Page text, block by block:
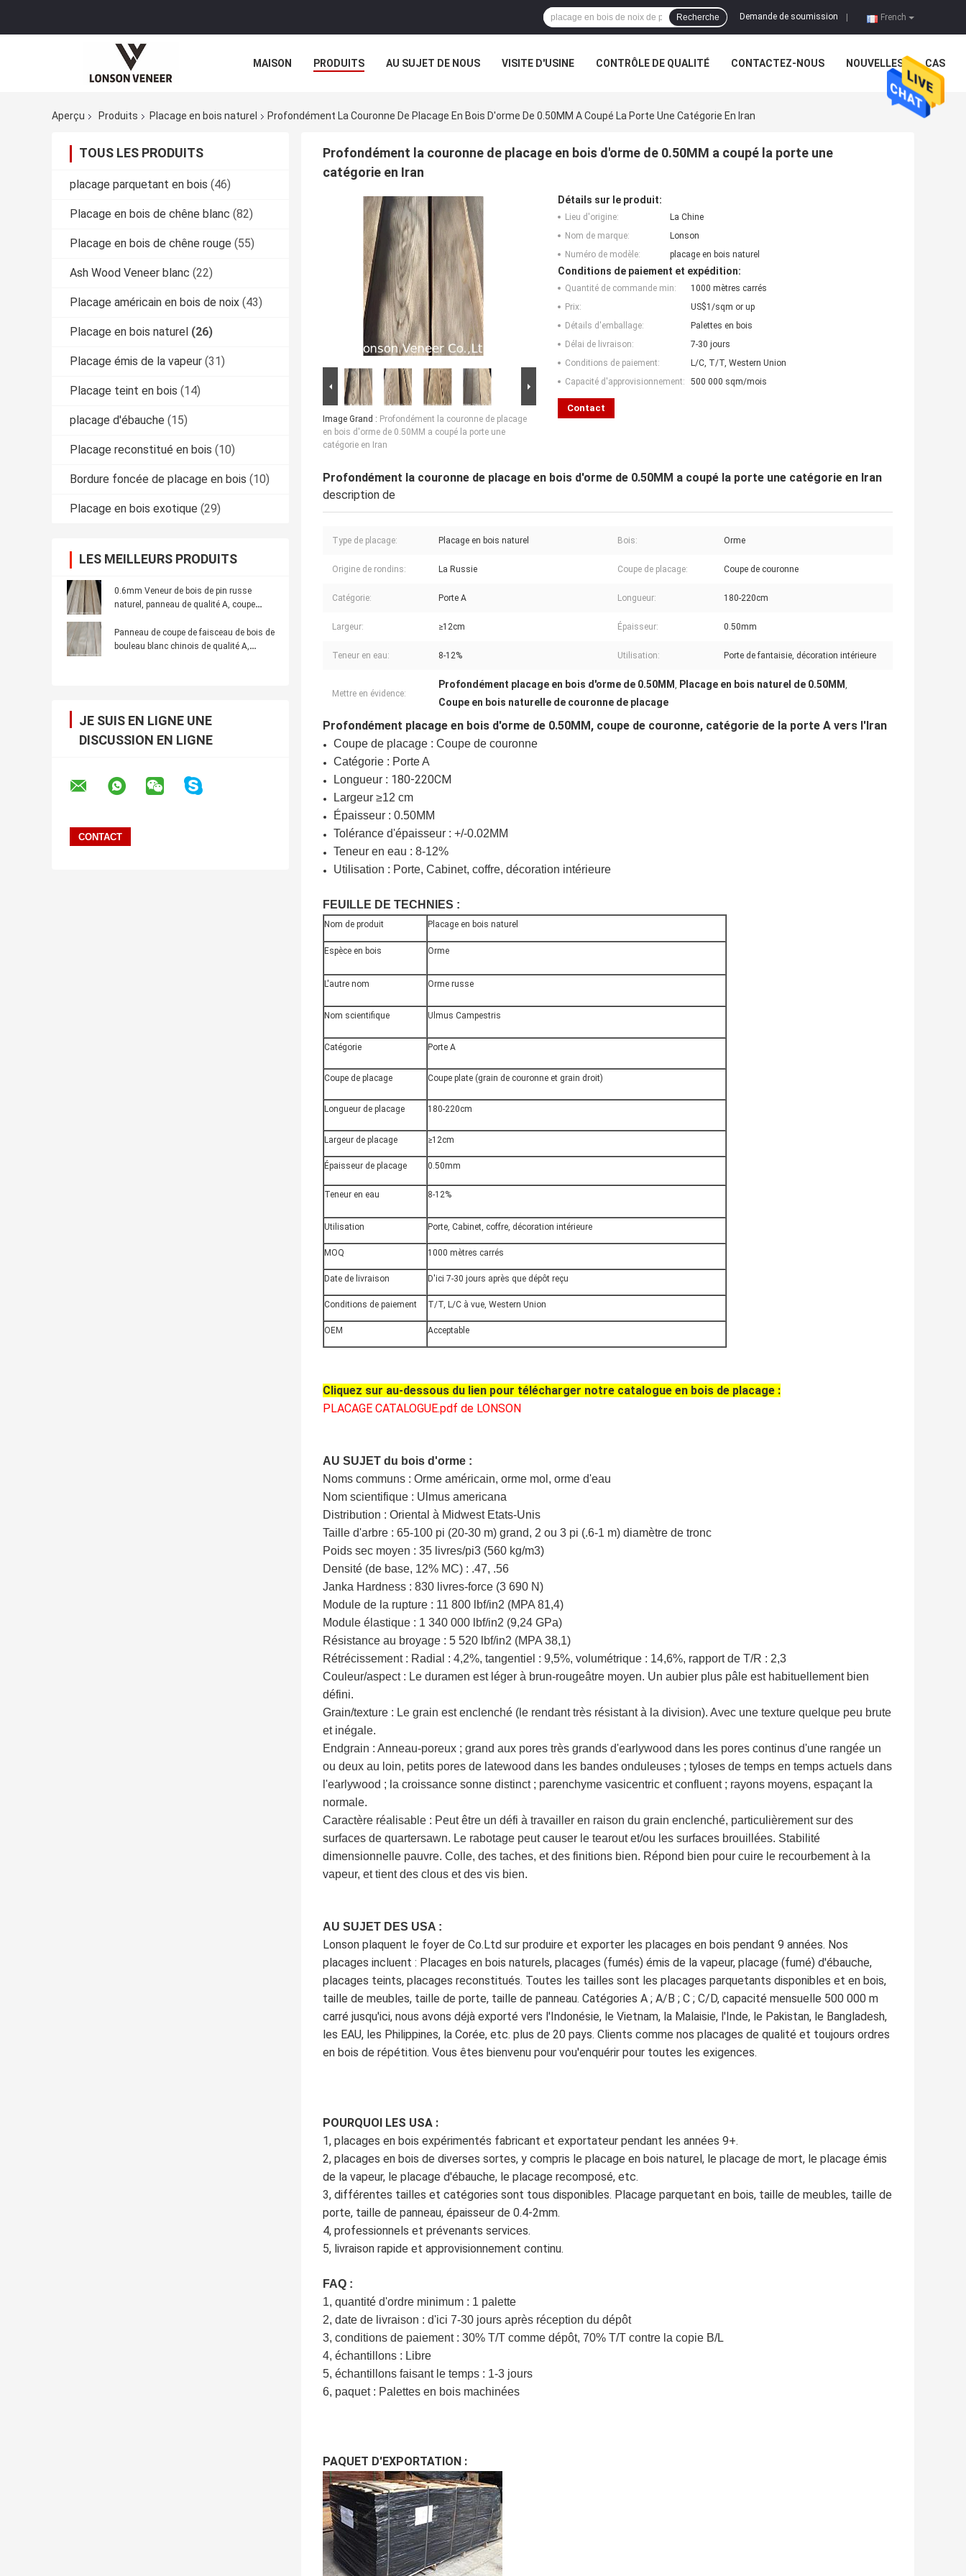
French
Demande de soumission
Recherche
MAISON PRODUITS AU SUJET DE NOUS VISITE D'USINE CONTRÔLE DE QUALITÉ CONTACTEZ-NOUS NOUVELLES CAS
Aperçu Produits Placage en bois naturel Profondément La Couronne De Placage En Bois D'orme De 0.50MM A Coupé La Porte Une Catégorie En Iran
TOUS LES PRODUITS
placage parquetant en bois (46)
Placage en bois de chêne blanc (82)
Placage en bois de chêne rouge (55)
Ash Wood Veneer blanc (22)
Placage américain en bois de noix (43)
Placage en bois naturel (26)
Placage émis de la vapeur (31)
Placage teint en bois (14)
placage d'ébauche (15)
Placage reconstitué en bois (10)
Bordure foncée de placage en bois (10)
Placage en bois exotique (29)
LES MEILLEURS PRODUITS
0.6mm Veneur de bois de pin russe
naturel, panneau de qualité A, coupe
Panneau de coupe de faisceau de bois de
bouleau blanc chinois de qualité A,
JE SUIS EN LIGNE UNE
DISCUSSION EN LIGNE
Profondément la couronne de placage en bois d'orme de 0.50MM a coupé la porte une
catégorie en Iran
Image Grand : Profondément la couronne de placage
en bois d'orme de 0.50MM a coupé la porte une
catégorie en Iran
Détails sur le produit:
Lieu d'origine:
La Chine
Nom de marque:
Lonson
Numéro de modèle:
placage en bois naturel
Conditions de paiement et expédition:
Quantité de commande min:
1000 mètres carrés
Prix:
US$1/sqm or up
Détails d'emballage:
Palettes en bois
Délai de livraison:
7-30 jours
Conditions de paiement:
L/C, T/T, Western Union
Capacité d'approvisionnement:
500 000 sqm/mois
Contact
Profondément la couronne de placage en bois d'orme de 0.50MM a coupé la porte une catégorie en Iran
description de
Type de placage: Placage en bois naturel Bois: Orme
Origine de rondins: La Russie Coupe de placage: Coupe de couronne
Catégorie: Porte A Longueur: 180-220cm
Largeur: ≥12cm Épaisseur: 0.50mm
Teneur en eau: 8-12% Utilisation: Porte de fantaisie, décoration intérieure
Mettre en évidence:
Profondément placage en bois d'orme de 0.50MM , Placage en bois naturel de 0.50MM ,
Coupe en bois naturelle de couronne de placage
Profondément placage en bois d'orme de 0.50MM, coupe de couronne, catégorie de la porte A vers l'Iran
Coupe de placage : Coupe de couronne
Catégorie : Porte A
Longueur : 180-220CM
Largeur ≥12 cm
Épaisseur : 0.50MM
Tolérance d'épaisseur : +/-0.02MM
Teneur en eau : 8-12%
Utilisation : Porte, Cabinet, coffre, décoration intérieure
FEUILLE DE TECHNIES :
Nom de produit Placage en bois naturel
Espèce en bois Orme
L'autre nom Orme russe
Nom scientifique Ulmus Campestris
Catégorie Porte A
Coupe de placage Coupe plate (grain de couronne et grain droit)
Longueur de placage 180-220cm
Largeur de placage ≥12cm
Épaisseur de placage 0.50mm
Teneur en eau 8-12%
Utilisation Porte, Cabinet, coffre, décoration intérieure
MOQ 1000 mètres carrés
Date de livraison D'ici 7-30 jours après que dépôt reçu
Conditions de paiement T/T, L/C à vue, Western Union
OEM Acceptable
Cliquez sur au-dessous du lien pour télécharger notre catalogue en bois de placage :
PLACAGE CATALOGUE.pdf de LONSON
AU SUJET du bois d'orme :
Noms communs : Orme américain, orme mol, orme d'eau
Nom scientifique : Ulmus americana
Distribution : Oriental à Midwest Etats-Unis
Taille d'arbre : 65-100 pi (20-30 m) grand, 2 ou 3 pi (.6-1 m) diamètre de tronc
Poids sec moyen : 35 livres/pi3 (560 kg/m3)
Densité (de base, 12% MC) : .47, .56
Janka Hardness : 830 livres-force (3 690 N)
Module de la rupture : 11 800 lbf/in2 (MPA 81,4)
Module élastique : 1 340 000 lbf/in2 (9,24 GPa)
Résistance au broyage : 5 520 lbf/in2 (MPA 38,1)
Rétrécissement : Radial : 4,2%, tangentiel : 9,5%, volumétrique : 14,6%, rapport de T/R : 2,3
Couleur/aspect : Le duramen est léger à brun-rougeâtre moyen. Un aubier plus pâle est habituellement bien
défini.
Grain/texture : Le grain est enclenché (le rendant très résistant à la division). Avec une texture quelque peu brute
et inégale.
Endgrain : Anneau-poreux ; grand aux pores très grands d'earlywood dans les pores continus d'une rangée un
ou deux au loin, petits pores de latewood dans les bandes onduleuses ; tyloses de temps en temps actuels dans
l'earlywood ; la croissance sonne distinct ; parenchyme vasicentric et confluent ; rayons moyens, espaçant la
normale.
Caractère réalisable : Peut être un défi à travailler en raison du grain enclenché, particulièrement sur des
surfaces de quartersawn. Le rabotage peut causer le tearout et/ou les surfaces brouillées. Stabilité
dimensionnelle pauvre. Colle, des taches, et des finitions bien. Répond bien pour cuire le recourbement à la
vapeur, et tient des clous et des vis bien.
AU SUJET DES USA :
Lonson plaquent le foyer de Co.Ltd sur produire et exporter les placages en bois pendant 9 années. Nos
placages incluent : Placages en bois naturels, placages (fumés) émis de la vapeur, placage (fumé) d'ébauche,
placages teints, placages reconstitués. Toutes les tailles sont les placages parquetants disponibles et en bois,
taille de meubles, taille de porte, taille de panneau. Catégories A ; A/B ; C ; C/D, capacité mensuelle 500 000 m
carré jusqu'ici, nous avons déjà exporté vers l'Indonésie, le Vietnam, la Malaisie, l'Inde, le Pakistan, le Bangladesh,
les EAU, les Philippines, la Corée, etc. plus de 20 pays. Clients comme nos placages de qualité et toujours ordres
en bois de répétition. Vous êtes bienvenu pour vou'enquérir pour toutes les exigences.
POURQUOI LES USA :
1, placages en bois expérimentés fabricant et exportateur pendant les années 9+.
2, placages en bois de diverses sortes, y compris le placage en bois naturel, le placage de mort, le placage émis
de la vapeur, le placage d'ébauche, le placage recomposé, etc.
3, différentes tailles et catégories sont tous disponibles. Placage parquetant en bois, taille de meubles, taille de
porte, taille de panneau, épaisseur de 0.4-2mm.
4, professionnels et prévenants services.
5, livraison rapide et approvisionnement continu.
FAQ :
1, quantité d'ordre minimum : 1 palette
2, date de livraison : d'ici 7-30 jours après réception du dépôt
3, conditions de paiement : 30% T/T comme dépôt, 70% T/T contre la copie B/L
4, échantillons : Libre
5, échantillons faisant le temps : 1-3 jours
6, paquet : Palettes en bois machinées
PAQUET D'EXPORTATION :